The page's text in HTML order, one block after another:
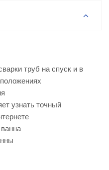
труб на спуск и в
узнать точный